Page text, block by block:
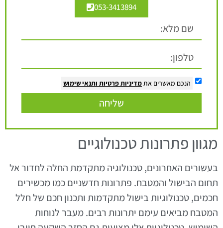
053-3413894
הנכם מאשרים את מדיניות פרטיות ותנאי שימוש
שליחה
מגוון פתרונות טכנולוגיים
בעשורים האחרונים, טכנולוגיה מתקדמת החלה לחדור אל
תחום הבישול והמטבח. פתרונות חדשניים כמו מכשירים
חכמים, טכנולוגיות בישול מתקדמות ותכנון חכם של חלל
המטבח מביאים עימם יתרונות רבים. מעבר לנוחות